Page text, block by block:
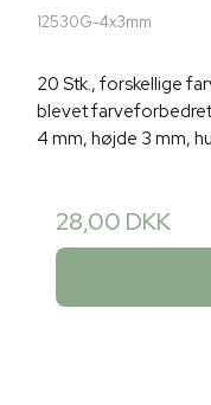
12530G-4x3mm
20 Stk., forskellige
blevet
4 mm, højde 3 mm,
28,00 DKK